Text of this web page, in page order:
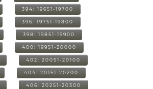
394: 19651-19700
396: 19751-19800
398: 19851-19900
400: 19951-20000
402: 20051-20100
404: 20151-20200
406: 20251-20300